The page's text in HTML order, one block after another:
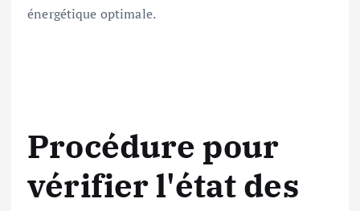
énergétique optimale.
Procédure pour
vérifier l'état des